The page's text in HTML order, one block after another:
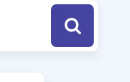
Tek Takvimde